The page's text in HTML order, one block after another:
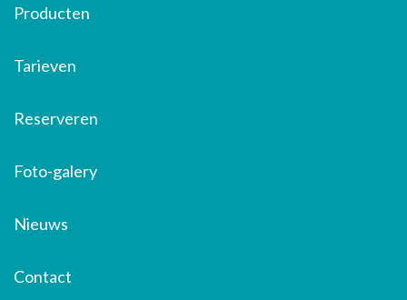
Producten
Tarieven
Reserveren
Foto-galery
Nieuws
Contact